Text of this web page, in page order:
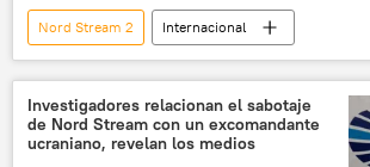
Nord Stream 2
Internacional
📰 Sabotajes contra los gasoductos Nord Stream
🌍 Europa
Nord Stream
Investigadores relacionan el sabotaje
de Nord Stream con un excomandante
ucraniano, revelan los medios